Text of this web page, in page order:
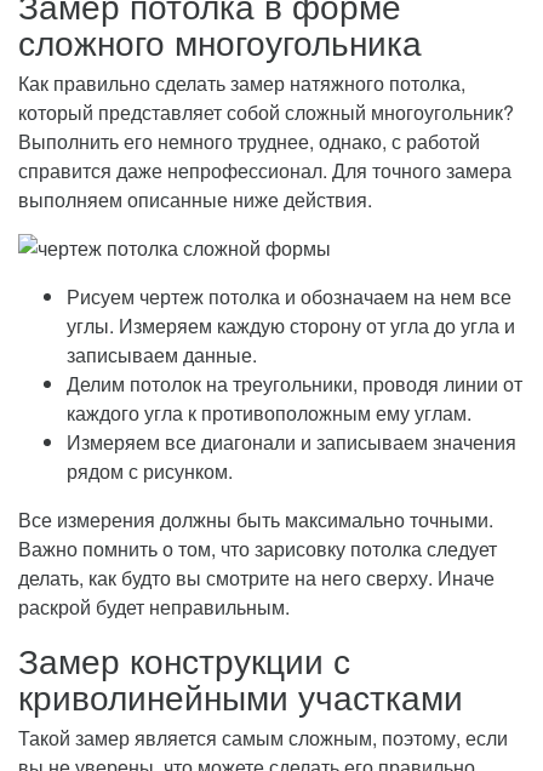
сложного многоугольника
Как правильно сделать замер натяжного потолка,
который представляет собой сложный многоугольник?
Выполнить его немного труднее, однако, с работой
справится даже непрофессионал. Для точного замера
выполняем описанные ниже действия.
Рисуем чертеж потолка и обозначаем на нем все
углы. Измеряем каждую сторону от угла до угла и
записываем данные.
Делим потолок на треугольники, проводя линии от
каждого угла к противоположным ему углам.
Измеряем все диагонали и записываем значения
рядом с рисунком.
Все измерения должны быть максимально точными.
Важно помнить о том, что зарисовку потолка следует
делать, как будто вы смотрите на него сверху. Иначе
раскрой будет неправильным.
Замер конструкции с
криволинейными участками
Такой замер является самым сложным, поэтому, если